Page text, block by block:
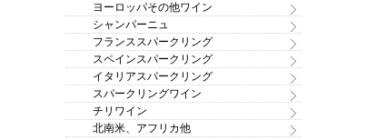
ヨーロッパその他ワイン
シャンパーニュ
フランススパークリング
スペインスパークリング
イタリアスパークリング
スパークリングワイン
チリワイン
北南米、アフリカ他